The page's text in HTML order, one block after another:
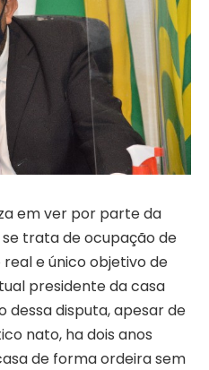
em ver por parte da
trata de ocupação de
e único objetivo de
presidente da casa
dessa disputa, apesar de
nato, ha dois anos
de forma ordeira sem